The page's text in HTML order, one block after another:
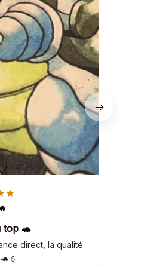
top 🐢
direct, la qualité